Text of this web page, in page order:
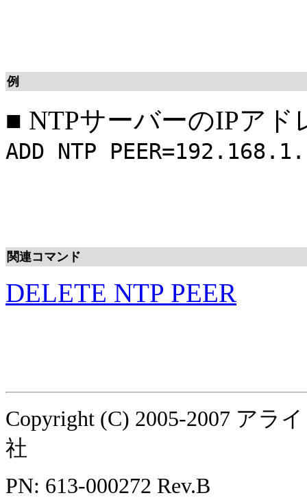
例
■ NTPサーバーのIPアド
ADD NTP
関連コマンド
DELETE NTP PEER
Copyright (C) 2005-2007 アラ
社
PN: 613-000272 Rev.B